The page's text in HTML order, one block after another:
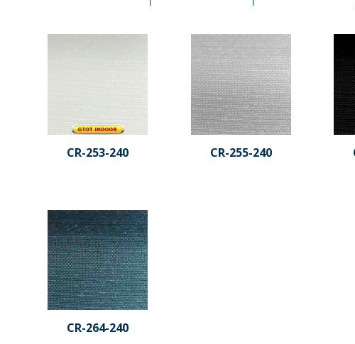
CR-253-240 CR-255-240
CR-264-240